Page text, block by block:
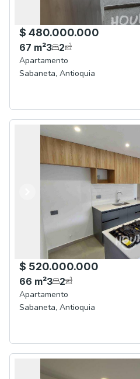
$ 480.000.000
67 m²3 2
Apartamento
Sabaneta, Antioquia
$ 520.000.000
66 m²3 2
Apartamento
Sabaneta, Antioquia